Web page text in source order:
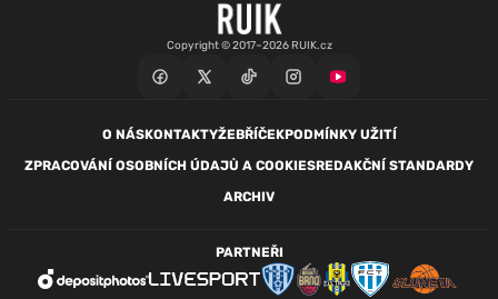
Copyright © 2017–2026 RUIK.cz
O NÁSKONTAKTYŽEBŘÍČEKPODMÍNKY UŽITÍ
ZPRACOVÁNÍ OSOBNÍCH ÚDAJŮ A COOKIESREDAKČNÍ STANDARDY
ARCHIV
PARTNEŘI